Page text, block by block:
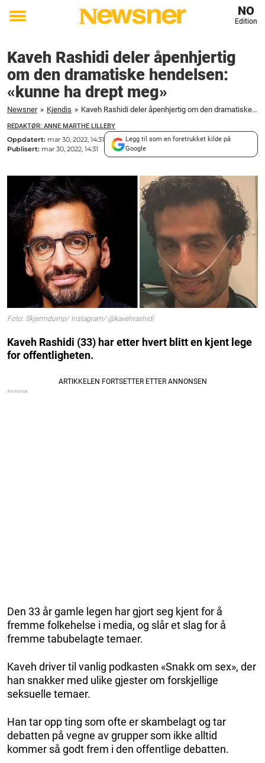
Toggle
NO
Edition
Kaveh Rashidi deler åpenhjertig
om den dramatiske hendelsen:
«kunne ha drept meg»
Newsner » Kjendis » Kaveh Rashidi deler åpenhjertig om den dramatiske hendelsen: «kunne ha drept meg»
REDAKTØR: ANNE MARTHE LILLEBY
Oppdatert: mar 30, 2022, 14:31
Publisert: mar 30, 2022, 14:31
Legg til som en foretrukket kilde på
Google
Foto: Skjermdump/ Instagram/ @kavehrashidi
Kaveh Rashidi (33) har etter hvert blitt en kjent lege
for offentligheten.
Den 33 år gamle legen har gjort seg kjent for å
fremme folkehelse i media, og slår et slag for å
fremme tabubelagte temaer.
Kaveh driver til vanlig podkasten «Snakk om sex», der
han snakker med ulike gjester om forskjellige
seksuelle temaer.
Han tar opp ting som ofte er skambelagt og tar
debatten på vegne av grupper som ikke alltid
kommer så godt frem i den offentlige debatten.